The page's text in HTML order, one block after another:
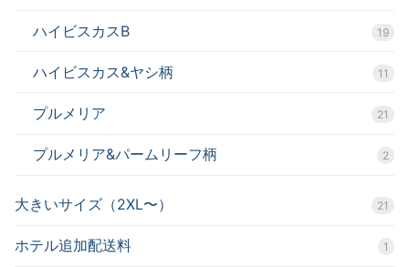
ハイビスカスB 19
ハイビスカス&ヤシ柄 11
プルメリア 21
プルメリア&パームリーフ柄 2
大きいサイズ（2XL〜） 21
ホテル追加配送料 1